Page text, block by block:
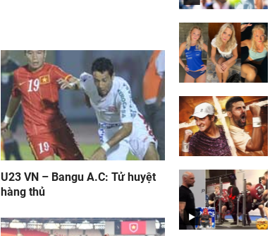
U23 VN – Bangu A.C: Tử huyệt
hàng thủ